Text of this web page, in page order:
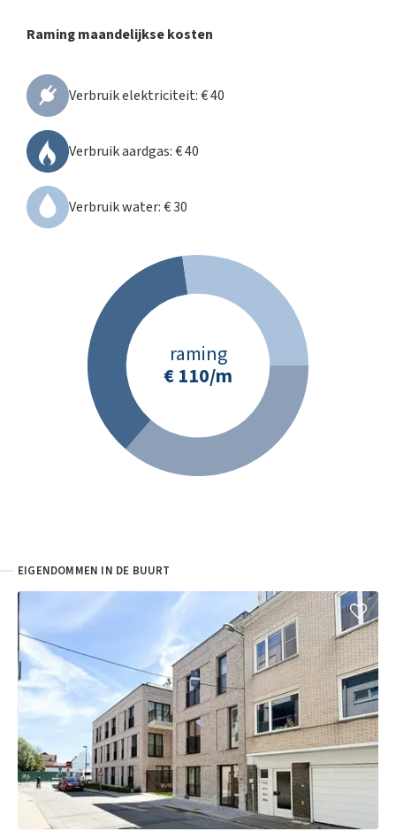
Raming maandelijkse kosten
Verbruik elektriciteit:€ 40
Verbruik aardgas:€ 40
Verbruik water:€ 30
raming
€ 110/m
EIGENDOMMEN IN DE BUURT